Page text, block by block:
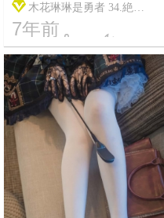
木花琳琳是勇者 34.絶
対！！猫至上主義
7年前
6 6297